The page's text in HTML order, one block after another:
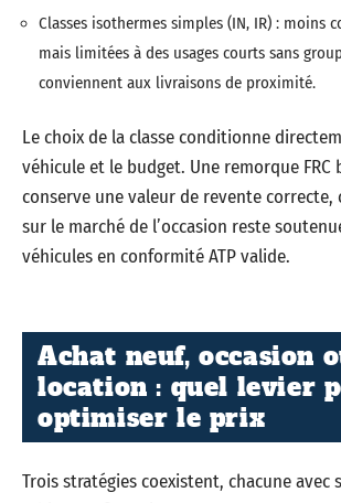
Classes isothermes simples (IN, IR) : moins
mais limitées à des usages courts sans
conviennent aux livraisons de proximité.
Le choix de la classe conditionne
véhicule et le budget. Une remorque
conserve une valeur de revente correcte,
sur le marché de l’occasion reste
véhicules en conformité ATP valide.
Achat neuf, occasion
location : quel levier
optimiser le prix
Trois stratégies coexistent, chacune avec